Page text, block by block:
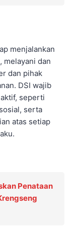
menjalankan
melayani dan
dan pihak
DSI wajib
seperti
serta
atas setiap
Penataan